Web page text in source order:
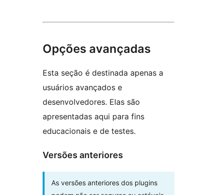
Opções avançadas
Esta seção é destinada apenas a
usuários avançados e
desenvolvedores. Elas são
apresentadas aqui para fins
educacionais e de testes.
Versões anteriores
As versões anteriores dos plugins